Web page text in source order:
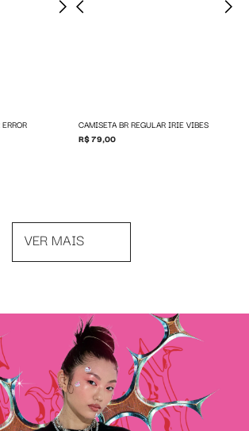
CAMISETA BR REGULAR IRIE VIBES
R$ 79,00
VER MAIS